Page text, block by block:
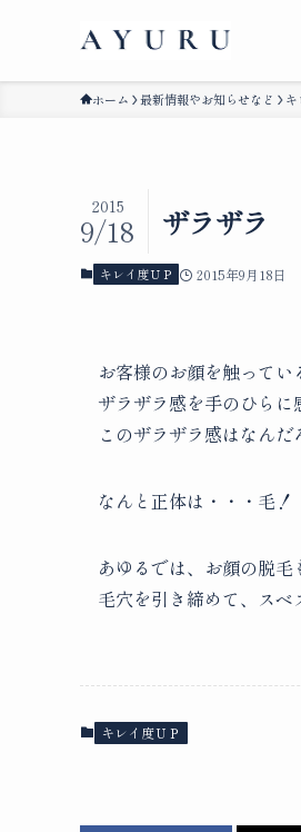
ホーム 最新情報やお知らせなど キ
ザラザラ
2015
9/18
キレイ度ＵＰ 2015年9月18日
お客様のお顔を触ってい
ザラザラ感を手のひらに
このザラザラ感はなんだ
なんと正体は・・・毛！
あゆるでは、お顔の脱
毛穴を引き締めて、ス
キレイ度ＵＰ